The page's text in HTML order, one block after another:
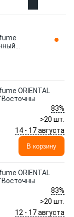
ORIENTAL
83%
>20 шт.
14 - 17 августа
В корзину
ORIENTAL
83%
>20 шт.
12 - 17 августа